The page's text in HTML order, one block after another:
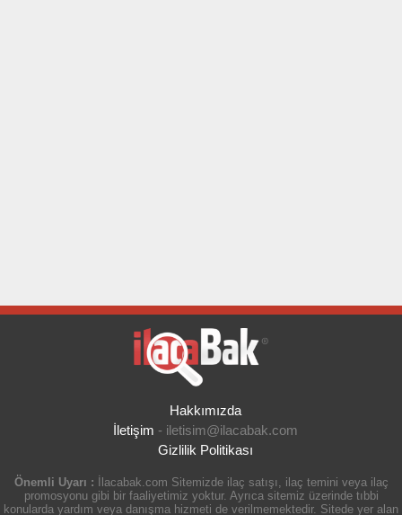
Hakkımızda
İletişim - iletisim@ilacabak.com
Gizlilik Politikası
Önemli Uyarı : İlacabak.com Sitemizde ilaç satışı, ilaç temini veya ilaç
promosyonu gibi bir faaliyetimiz yoktur. Ayrıca sitemiz üzerinde tıbbi
konularda yardım veya danışma hizmeti de verilmemektedir. Sitede yer alan